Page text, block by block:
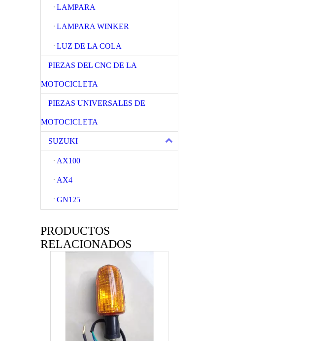
LAMPARA
LAMPARA WINKER
LUZ DE LA COLA
PIEZAS DEL CNC DE LA
MOTOCICLETA
PIEZAS UNIVERSALES DE
MOTOCICLETA
SUZUKI
AX100
AX4
GN125
PRODUCTOS
RELACIONADOS